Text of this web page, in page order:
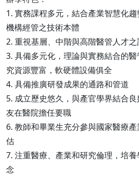
1. 實務課程多元，結合產業智慧化
機構經管之技術本體
2. 重視基層、中階與高階醫管人才
3. 具備多元化，理論與實務結合的
究資源豐富，軟硬體設備俱全
4. 具備推廣研發成果的通路和管道
5. 成立歷史悠久，與產官學界結合
友在醫院擔任要職
6. 教師和畢業生充分參與國家醫療
估
7. 注重醫療、產業和研究倫理，培
念